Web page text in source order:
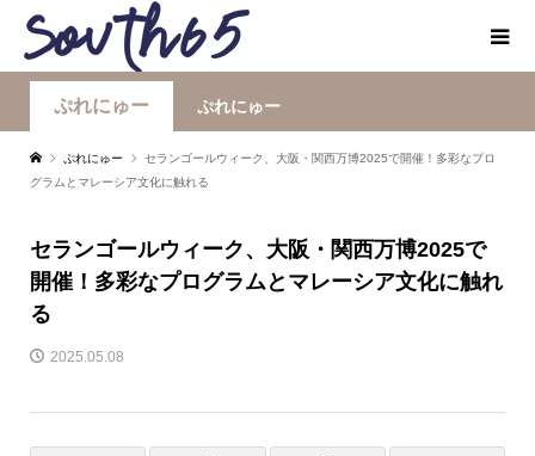
ぷれにゅー ぷれにゅー
ぷれにゅー
セランゴールウィーク、大阪・関西万博2025で開催！多彩なプロ
グラムとマレーシア文化に触れる
セランゴールウィーク、大阪・関西万博2025で
開催！多彩なプログラムとマレーシア文化に触れ
る
2025.05.08